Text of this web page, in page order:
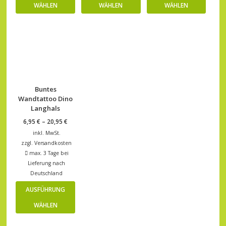
WÄHLEN
WÄHLEN
WÄHLEN
Buntes
Wandtattoo Dino
Langhals
6,95€ – 20,95€
inkl. MwSt.
zzgl.Versandkosten
max. 3 Tage bei
Lieferung nach
Deutschland
AUSFÜHRUNG
WÄHLEN